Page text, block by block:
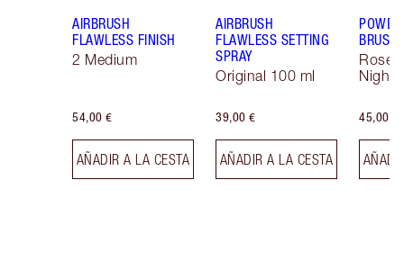
AIRBRUSH
FLAWLESS FINISH
2 Medium
54,00 €
AÑADIR A LA CESTA
AIRBRUSH
FLAWLESS SETTING
SPRAY
Original 100 ml
39,00 €
AÑADIR A LA CESTA
BRUSH
Rose
Night
45,00 €